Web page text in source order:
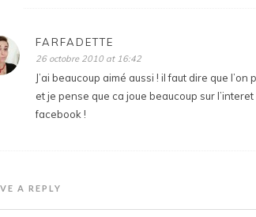
FARFADETTE
26 octobre 2010 at 16:42
J’ai beaucoup aimé aussi ! il faut dire que
et je pense que ca joue beaucoup sur
facebook !
A REPLY